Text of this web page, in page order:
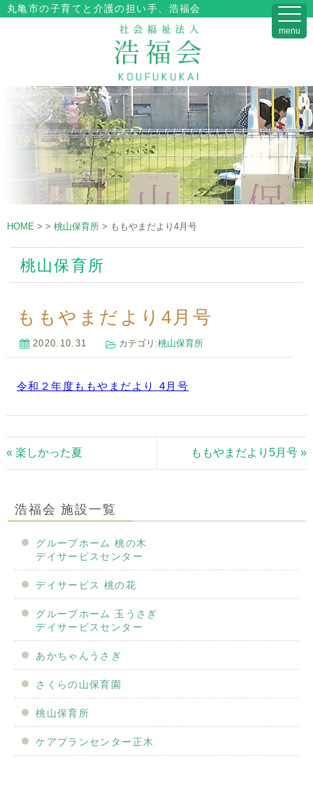
丸亀市の子育てと介護の担い手、浩福会
HOME > > 桃山保育所 > ももやまだより4月号
桃山保育所
ももやまだより4月号
2020.10.31 カテゴリ:桃山保育所
令和２年度ももやまだより 4月号
« 楽しかった夏 ももやまだより5月号 »
浩福会 施設一覧
グループホーム 桃の木
デイサービスセンター
デイサービス 桃の花
グループホーム 玉うさぎ
デイサービスセンター
あかちゃんうさぎ
さくらの山保育園
桃山保育所
ケアプランセンター正木
menu